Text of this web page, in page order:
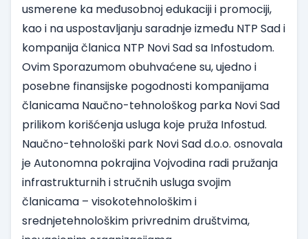
usmerene ka međusobnoj edukaciji i promociji,
kao i na uspostavljanju saradnje između NTP Sad i
kompanija članica NTP Novi Sad sa Infostudom.
Ovim Sporazumom obuhvaćene su, ujedno i
posebne finansijske pogodnosti kompanijama
članicama Naučno-tehnološkog parka Novi Sad
prilikom korišćenja usluga koje pruža Infostud.
Naučno-tehnološki park Novi Sad d.o.o. osnovala
je Autonomna pokrajina Vojvodina radi pružanja
infrastrukturnih i stručnih usluga svojim
članicama – visokotehnološkim i
srednjetehnološkim privrednim društvima,